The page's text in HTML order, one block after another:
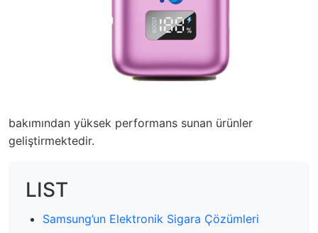
bakımından yüksek performans sunan ürünler
geliştirmektedir.
LIST
Samsung’un Elektronik Sigara Çözümleri